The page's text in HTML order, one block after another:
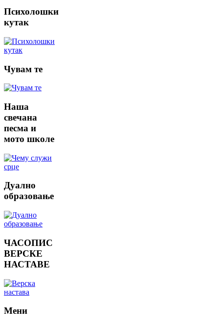
Психолошки
кутак
Чувам те
Наша
свечана
песма и
мото школе
Дуално
образовање
ЧАСОПИС
ВЕРСКЕ
НАСТАВЕ
Мени